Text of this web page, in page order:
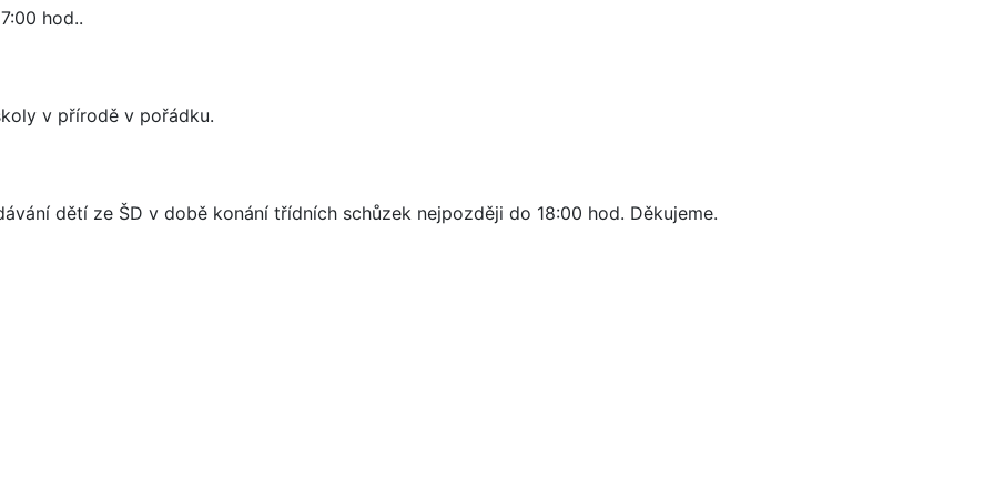
hod..
v přírodě v pořádku.
dětí ze ŠD v době konání třídních schůzek nejpozději do 18:00 hod. Děkujeme.